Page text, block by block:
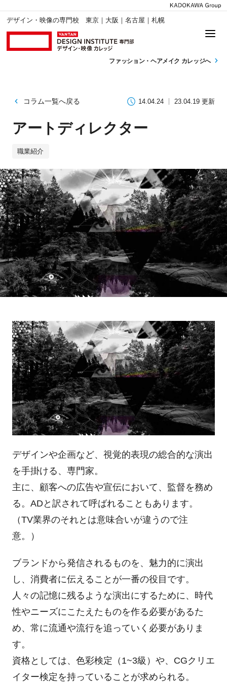
デザイン・映像の専門校 東京｜大阪｜名古屋｜札幌
ファッション・ ヘアメイク カレッジへ
コラム一覧へ戻る 14.04.24 23.04.19 更新
アートディレクター
職業紹介
デザインや企画など、視覚的表現の総合的な演出
を手掛ける、専門家。
主に、顧客への広告や宣伝において、監督を務め
る。ADと訳されて呼ばれることもあります。
（TV業界のそれとは意味合いが違うので注
意。）
ブランドから発信されるものを、魅力的に演出
し、消費者に伝えることが一番の役目です。
人々の記憶に残るような演出にするために、時代
性やニーズにこたえたものを作る必要があるた
め、常に流通や流行を追っていく必要がありま
す。
資格としては、色彩検定（1~3級）や、CGクリエ
イター検定を持っていることが求められる。